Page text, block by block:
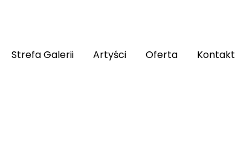
Strefa Galerii
Artyści Oferta Kontakt